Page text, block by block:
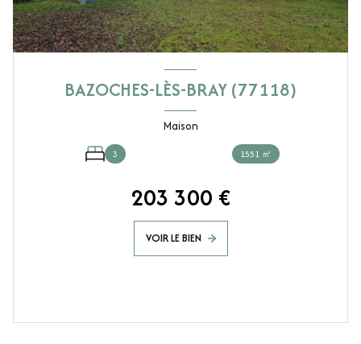
BAZOCHES-LÈS-BRAY (77118)
Maison
3 1551 ㎡
203 300 €
VOIR LE BIEN